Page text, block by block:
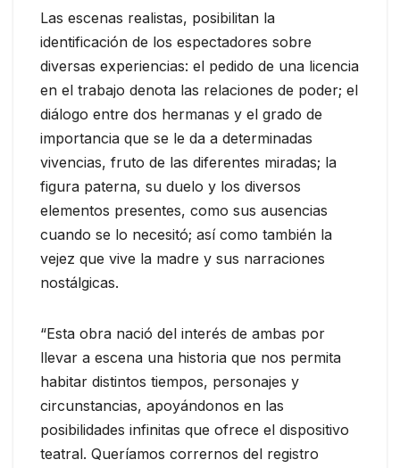
Las escenas realistas, posibilitan la
identificación de los espectadores sobre
diversas experiencias: el pedido de una licencia
en el trabajo denota las relaciones de poder; el
diálogo entre dos hermanas y el grado de
importancia que se le da a determinadas
vivencias, fruto de las diferentes miradas; la
figura paterna, su duelo y los diversos
elementos presentes, como sus ausencias
cuando se lo necesitó; así como también la
vejez que vive la madre y sus narraciones
nostálgicas.
“Esta obra nació del interés de ambas por
llevar a escena una historia que nos permita
habitar distintos tiempos, personajes y
circunstancias, apoyándonos en las
posibilidades infinitas que ofrece el dispositivo
teatral. Queríamos corrernos del registro